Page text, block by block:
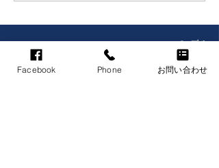
TOP戻る
Facebook Phone お問い合わせ